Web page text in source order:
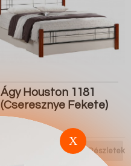
Ágy Houston 1181
(Cseresznye Fekete)
100.700 Ft
Részletek
X